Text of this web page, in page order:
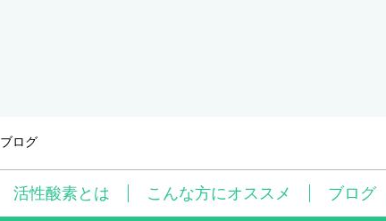
ブログ
活性酸素とは こんな方にオススメ ブログ